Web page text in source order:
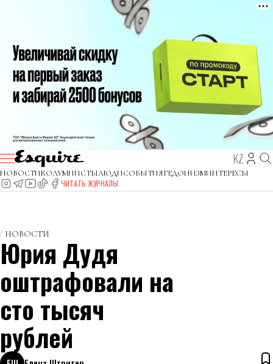
KZ
НОВОСТИКОЛУМНИСТЫЛЮДИСОБЫТИЯГЕДОНИЗМИНТЕРЕСЫ
ЧИТАТЬ ЖУРНАЛЫ
НОВОСТИ
Юрия Дудя
оштрафовали на
сто тысяч
рублей